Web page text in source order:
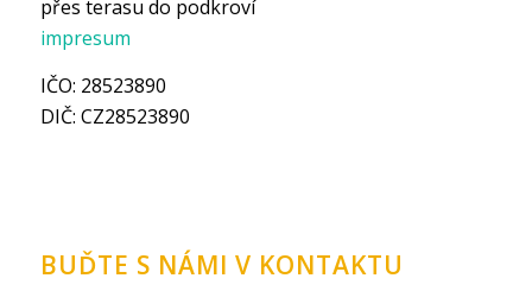
přes terasu do podkroví
impresum
IČO: 28523890
DIČ: CZ28523890
BUĎTE S NÁMI V KONTAKTU